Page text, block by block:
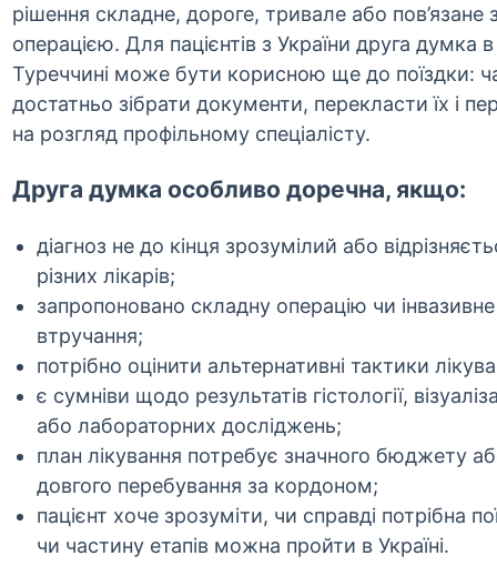
рішення складне, дороге, тривале або пов’язане
операцією. Для пацієнтів з України друга думка в
Туреччині може бути корисною ще до поїздки:
достатньо зібрати документи, перекласти їх і
на розгляд профільному спеціалісту.
Друга думка особливо доречна, якщо:
діагноз не до кінця зрозумілий або
різних лікарів;
запропоновано складну операцію чи інвазивне
втручання;
потрібно оцінити альтернативні тактики
є сумніви щодо результатів гістології,
або лабораторних досліджень;
план лікування потребує значного бюджету
довгого перебування за кордоном;
пацієнт хоче зрозуміти, чи справді потрібна
чи частину етапів можна пройти в Україні.